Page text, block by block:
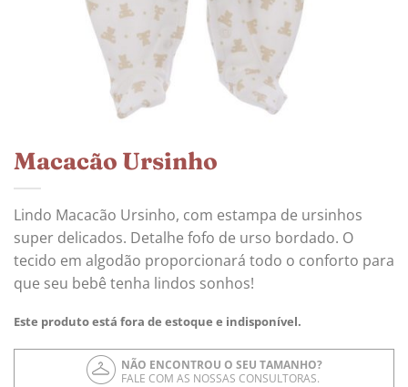
Macacão Ursinho
Lindo Macacão Ursinho, com estampa de ursinhos
super delicados. Detalhe fofo de urso bordado. O
tecido em algodão proporcionará todo o conforto para
que seu bebê tenha lindos sonhos!
Este produto está fora de estoque e indisponível.
NÃO ENCONTROU O SEU TAMANHO?
FALE COM AS NOSSAS CONSULTORAS.